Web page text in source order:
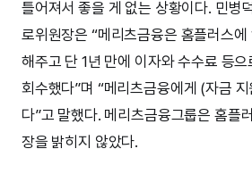
틀어져서 좋을 게 없는 상황이다. 민병
로위원장은 “메리츠금융은 홈플러스
해주고 단 1년 만에 이자와 수수료 등
회수했다”며 “메리츠금융에게 (자금
다”고 말했다. 메리츠금융그룹은 홈플
장을 밝히지 않았다.